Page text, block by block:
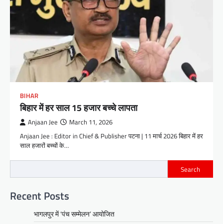
BIHAR
बिहार में हर साल 15 हजार बच्चे लापता
Anjaan Jee March 11, 2026
Anjaan Jee : Editor in Chief & Publisher पटना | 11 मार्च 2026 बिहार में हर
साल हजारों बच्चों के…
Search
Recent Posts
भागलपुर में ‘पंच सम्मेलन’ आयोजित